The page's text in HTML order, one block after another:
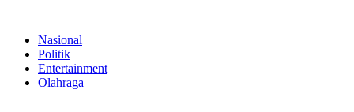
contentNasional
Politik
Entertainment
Olahraga